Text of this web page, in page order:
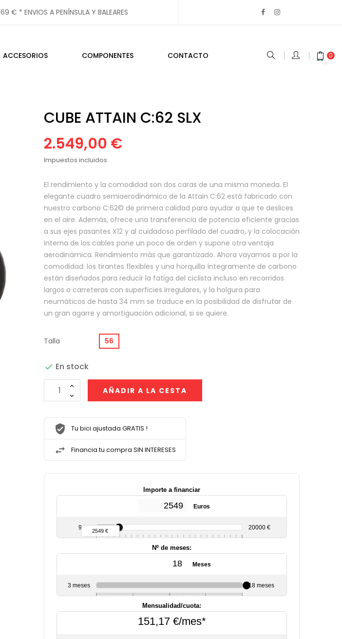
69 € * ENVIOS A PENÍNSULA Y BALEARES
ACCESORIOS COMPONENTES CONTACTO 0
CUBE ATTAIN C:62 SLX
2.549,00 €
Impuestos incluidos
El rendimiento y la comodidad son dos caras de una misma moneda. El
elegante cuadro semiaerodinámico de la Attain C:62 está fabricado con
nuestro carbono C:62© de primera calidad para ayudar a que te deslices
en el aire. Además, ofrece una transferencia de potencia eficiente gracias
a sus ejes pasantes X12 y al cuidadoso perfilado del cuadro, y la colocación
interna de los cables pone un poco de orden y supone otra ventaja
aerodinámica. Rendimiento más que garantizado. Ahora vayamos a por la
comodidad: los tirantes flexibles y una horquilla íntegramente de carbono
están diseñados para reducir la fatiga del ciclista incluso en recorridos
largos o carreteras con superficies irregulares, y la holgura para
neumáticos de hasta 34 mm se traduce en la posibilidad de disfrutar de
un gran agarre y amortiguación adicional, si se quiere.
Talla 56
 En stock
AÑADIR A LA CESTA
Tu bici ajustada GRATIS !
Financia tu compra SIN INTERESES
Importe a financiar
Euros
90 € 2549 € 20000 €
Nº de meses:
Meses
3 meses 18 meses
Mensualidad/cuota:
151,17 €/mes*